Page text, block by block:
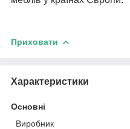
Приховати
Характеристики
Основні
Виробник